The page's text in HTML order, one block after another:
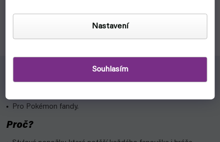
Nastavení
Souhlasím
Stylová plyšová snapback kšiltovka pro všechny Pokémon
nadšence a hlavně Jigglypuffa.
Pro Pokémon fandy.
Proč?